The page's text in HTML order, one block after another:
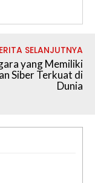
SELANJUTNYA
yang Memiliki
Siber Terkuat di
Dunia